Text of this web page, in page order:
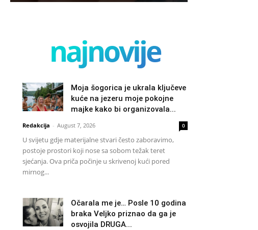
najnovije
Moja šogorica je ukrala ključeve
kuće na jezeru moje pokojne
majke kako bi organizovala...
Redakcija - August 7, 2026 0
U svijetu gdje materijalne stvari često zaboravimo,
postoje prostori koji nose sa sobom težak teret
sjećanja. Ova priča počinje u skrivenoj kući pored
mirnog...
Očarala me je… Posle 10 godina
braka Veljko priznao da ga je
osvojila DRUGA...